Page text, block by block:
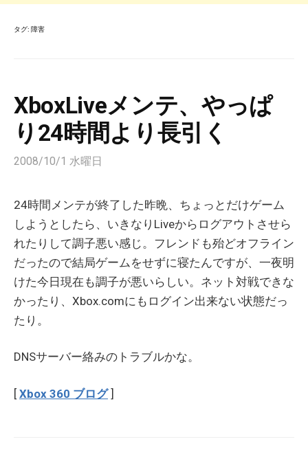
タグ: 障害
XboxLiveメンテ、やっぱ
り24時間より長引く
2008/10/1 水曜日
24時間メンテが終了した昨晩、ちょっとだけゲーム
しようとしたら、いきなりLiveからログアウトさせら
れたりして調子悪い感じ。フレンドも殆どオフライン
だったので結局ゲームをせずに寝たんですが、一夜明
けた今日現在も調子が悪いらしい。ネット対戦できな
かったり、Xbox.comにもログイン出来ない状態だっ
たり。
DNSサーバー絡みのトラブルかな。
[ Xbox 360 ブログ]